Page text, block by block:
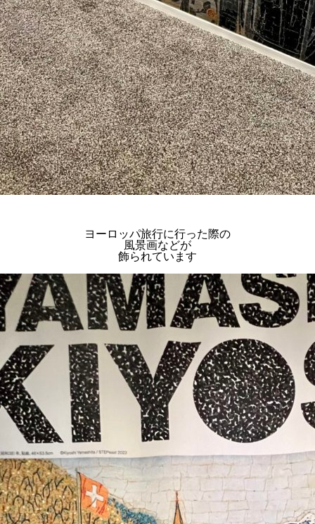
ヨーロッパ旅行に行った際の
風景画などが
飾られています